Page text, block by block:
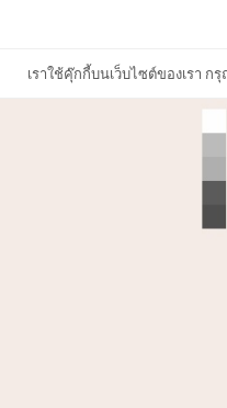
เราใช้คุ๊กกี้บนเว็บไซต์ของเรา